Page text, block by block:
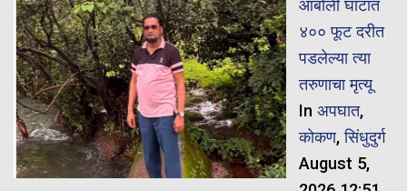
आंबोली घाटात
४०० फूट दरीत
पडलेल्या त्या
तरुणाचा मृत्यू
In अपघात,
कोकण,सिंधुदुर्ग
August 5,